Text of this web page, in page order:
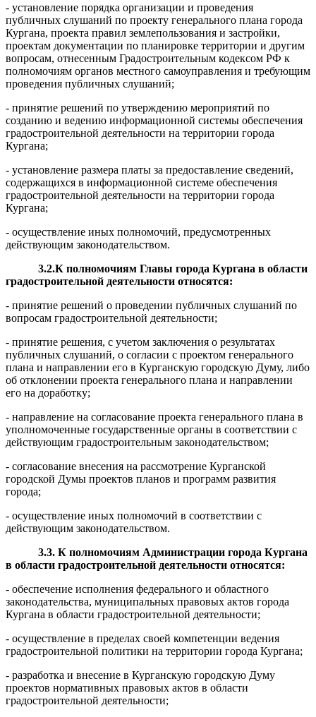
- установление порядка организации и проведения
публичных слушаний по проекту генерального плана города
Кургана, проекта правил землепользования и застройки,
проектам документации по планировке территории и другим
вопросам, отнесенным Градостроительным кодексом РФ к
полномочиям органов местного самоуправления и требующим
проведения публичных слушаний;
- принятие решений по утверждению мероприятий по
созданию и ведению информационной системы обеспечения
градостроительной деятельности на территории города
Кургана;
- установление размера платы за предоставление сведений,
содержащихся в информационной системе обеспечения
градостроительной деятельности на территории города
Кургана;
- осуществление иных полномочий, предусмотренных
действующим законодательством.
3.2.К полномочиям Главы города Кургана в области
градостроительной деятельности относятся:
- принятие решений о проведении публичных слушаний по
вопросам градостроительной деятельности;
- принятие решения, с учетом заключения о результатах
публичных слушаний, о согласии с проектом генерального
плана и направлении его в Курганскую городскую Думу, либо
об отклонении проекта генерального плана и направлении
его на доработку;
- направление на согласование проекта генерального плана в
уполномоченные государственные органы в соответствии с
действующим градостроительным законодательством;
- согласование внесения на рассмотрение Курганской
городской Думы проектов планов и программ развития
города;
- осуществление иных полномочий в соответствии с
действующим законодательством.
3.3. К полномочиям Администрации города Кургана
в области градостроительной деятельности относятся:
- обеспечение исполнения федерального и областного
законодательства, муниципальных правовых актов города
Кургана в области градостроительной деятельности;
- осуществление в пределах своей компетенции ведения
градостроительной политики на территории города Кургана;
- разработка и внесение в Курганскую городскую Думу
проектов нормативных правовых актов в области
градостроительной деятельности;